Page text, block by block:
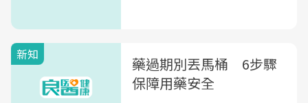
新知
藥過期別丟馬桶 6步驟
保障用藥安全